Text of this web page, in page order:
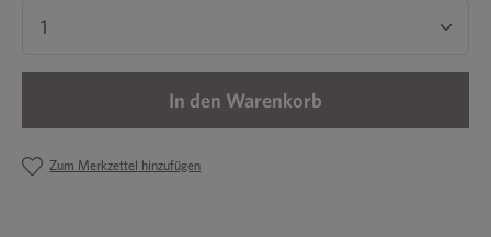
Produkt Anzahl: Gib den gewünschten Wert
In den Warenkorb
Zum Merkzettel hinzufügen